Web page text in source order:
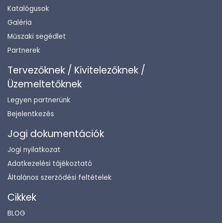
Katalógusok
Galéria
Műszaki segédlet
Partnerek
Tervezőknek / Kivitelezőknek /
Üzemeltetőknek
Legyen partnerünk
Bejelentkezés
Jogi dokumentációk
Jogi nyilatkozat
Adatkezelési tájékoztató
Általános szerződési feltételek
Cikkek
BLOG